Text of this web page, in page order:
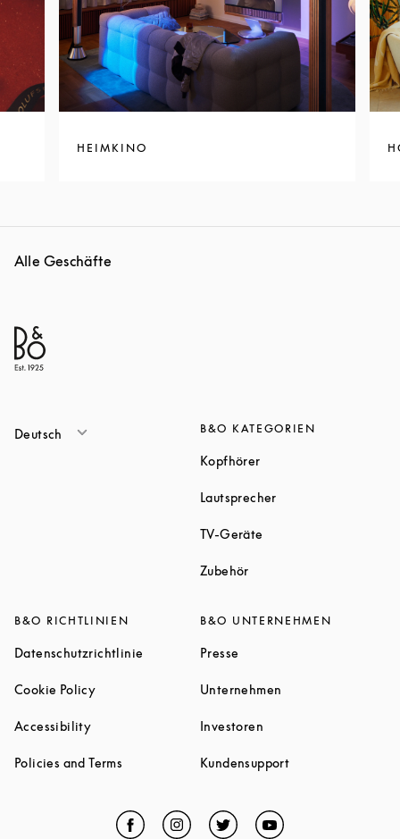
HEIMKINO
Alle Geschäfte
Deutsch B&O KATEGORIEN
KopfhörerLink Opens in New Tab
LautsprecherLink Opens in New
TV-Geräte
ZubehörLink Opens in New Tab
B&O RICHTLINIEN
Datenschutzrichtlinie Link Opens in New Tab
Cookie PolicyLink Opens in New Tab
AccessibilityLink Opens in New Tab
Policies and Terms Link Opens in New Tab
B&O UNTERNEHMEN
Presse
Unternehmen
Investoren
KundensupportLink Opens in
Facebook
Link Opens in New Tab
Instagram
Link Opens in New Tab
TwitterLink Opens in New Tab
YouTubeLink Opens in